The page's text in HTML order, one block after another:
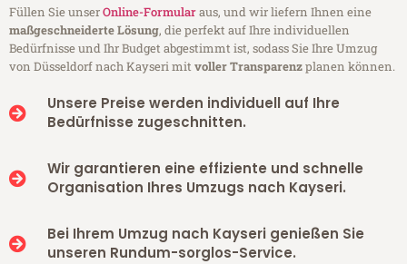
Füllen Sie unserOnline-Formularaus, und wir liefern Ihnen eine
maßgeschneiderte Lösung, die perfekt auf Ihre individuellen
Bedürfnisse und Ihr Budget abgestimmt ist, sodass Sie Ihre Umzug
von Düsseldorf nach Kayseri mitvoller Transparenzplanen können.
Unsere Preise werden individuell auf Ihre
Bedürfnisse zugeschnitten.
Wir garantieren eine effiziente und schnelle
Organisation Ihres Umzugs nach Kayseri.
Bei Ihrem Umzug nach Kayseri genießen Sie
unseren Rundum-sorglos-Service.